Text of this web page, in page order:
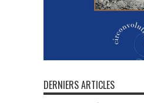
DERNIERS ARTICLES